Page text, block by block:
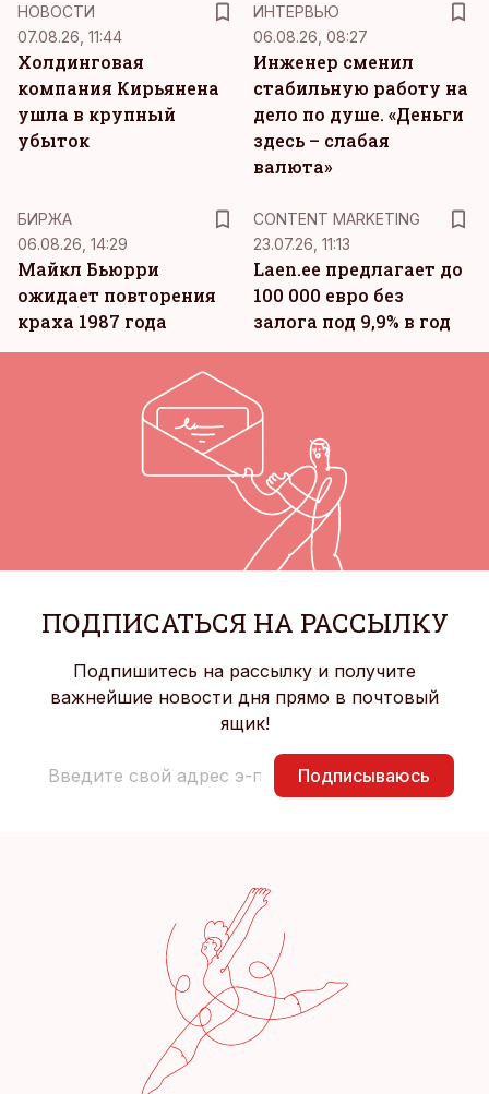
НОВОСТИ
07.08.26, 11:44
Холдинговая
компания Кирьянена
ушла в крупный
убыток
ИНТЕРВЬЮ
06.08.26, 08:27
Инженер сменил
стабильную работу на
дело по душе. «Деньги
здесь – слабая
валюта»
БИРЖА
06.08.26, 14:29
Майкл Бьюрри
ожидает повторения
краха 1987 года
CONTENT MARKETING
23.07.26, 11:13
Laen.ee предлагает до
100 000 евро без
залога под 9,9% в год
ПОДПИСАТЬСЯ НА РАССЫЛКУ
Подпишитесь на рассылку и получите
важнейшие новости дня прямо в почтовый
ящик!
Подписываюсь